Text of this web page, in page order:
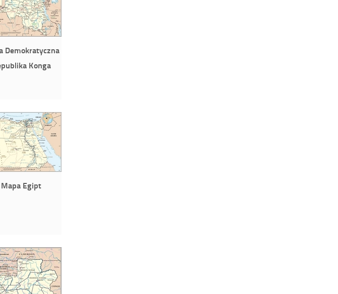
Demokratyczna
Konga
Mapa Egipt